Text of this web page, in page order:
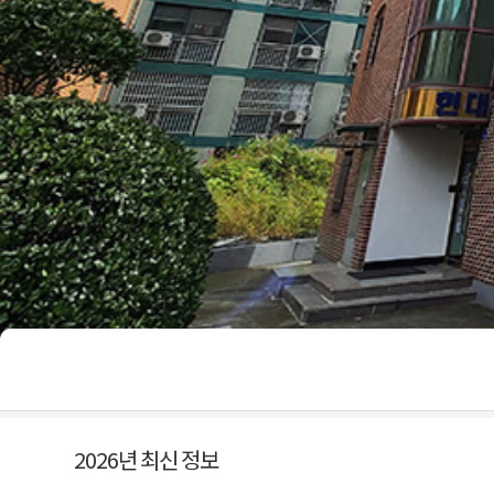
2026년 최신 정보